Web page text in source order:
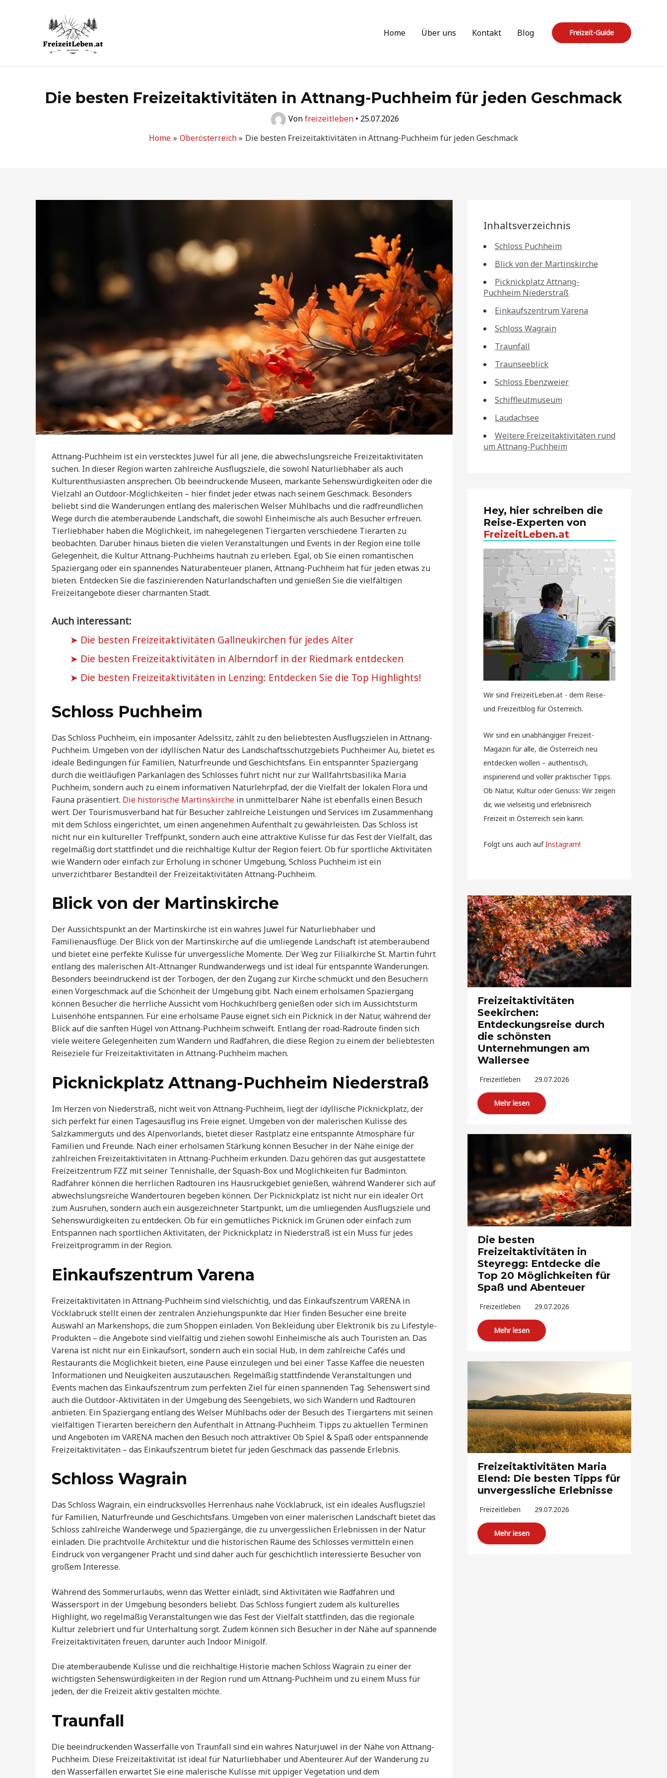
Home Über uns Kontakt Blog Freizeit-Guide
Die besten Freizeitaktivitäten in Attnang-Puchheim für jeden Geschmack
Vonfreizeitleben • 25.07.2026
Home
Oberösterreich Die besten Freizeitaktivitäten in Attnang-Puchheim für jeden Geschmack
Attnang-Puchheim ist ein verstecktes Juwel für all jene, die abwechslungsreiche Freizeitaktivitäten
suchen. In dieser Region warten zahlreiche Ausflugsziele, die sowohl Naturliebhaber als auch
Kulturenthusiasten ansprechen. Ob beeindruckende Museen, markante Sehenswürdigkeiten oder die
Vielzahl an Outdoor-Möglichkeiten – hier findet jeder etwas nach seinem Geschmack. Besonders
beliebt sind die Wanderungen entlang des malerischen Welser Mühlbachs und die radfreundlichen
Wege durch die atemberaubende Landschaft, die sowohl Einheimische als auch Besucher erfreuen.
Tierliebhaber haben die Möglichkeit, im nahegelegenen Tiergarten verschiedene Tierarten zu
beobachten. Darüber hinaus bieten die vielen Veranstaltungen und Events in der Region eine tolle
Gelegenheit, die Kultur Attnang-Puchheims hautnah zu erleben. Egal, ob Sie einen romantischen
Spaziergang oder ein spannendes Naturabenteuer planen, Attnang-Puchheim hat für jeden etwas zu
bieten. Entdecken Sie die faszinierenden Naturlandschaften und genießen Sie die vielfältigen
Freizeitangebote dieser charmanten Stadt.
Auch interessant:
Die besten Freizeitaktivitäten Gallneukirchen für jedes Alter
Die besten Freizeitaktivitäten in Alberndorf in der Riedmark entdecken
Die besten Freizeitaktivitäten in Lenzing: Entdecken Sie die Top Highlights!
Schloss Puchheim
Das Schloss Puchheim, ein imposanter Adelssitz, zählt zu den beliebtesten Ausflugszielen in Attnang-
Puchheim. Umgeben von der idyllischen Natur des Landschaftsschutzgebiets Puchheimer Au, bietet es
ideale Bedingungen für Familien, Naturfreunde und Geschichtsfans. Ein entspannter Spaziergang
durch die weitläufigen Parkanlagen des Schlosses führt nicht nur zur Wallfahrtsbasilika Maria
Puchheim, sondern auch zu einem informativen Naturlehrpfad, der die Vielfalt der lokalen Flora und
Fauna präsentiert. Die historische Martinskirche in unmittelbarer Nähe ist ebenfalls einen Besuch
wert. Der Tourismusverband hat für Besucher zahlreiche Leistungen und Services im Zusammenhang
mit dem Schloss eingerichtet, um einen angenehmen Aufenthalt zu gewährleisten. Das Schloss ist
nicht nur ein kultureller Treffpunkt, sondern auch eine attraktive Kulisse für das Fest der Vielfalt, das
regelmäßig dort stattfindet und die reichhaltige Kultur der Region feiert. Ob für sportliche Aktivitäten
wie Wandern oder einfach zur Erholung in schöner Umgebung, Schloss Puchheim ist ein
unverzichtbarer Bestandteil der Freizeitaktivitäten Attnang-Puchheim.
Blick von der Martinskirche
Der Aussichtspunkt an der Martinskirche ist ein wahres Juwel für Naturliebhaber und
Familienausflüge. Der Blick von der Martinskirche auf die umliegende Landschaft ist atemberaubend
und bietet eine perfekte Kulisse für unvergessliche Momente. Der Weg zur Filialkirche St. Martin führt
entlang des malerischen Alt-Attnanger Rundwanderwegs und ist ideal für entspannte Wanderungen.
Besonders beeindruckend ist der Torbogen, der den Zugang zur Kirche schmückt und den Besuchern
einen Vorgeschmack auf die Schönheit der Umgebung gibt. Nach einem erholsamen Spaziergang
können Besucher die herrliche Aussicht vom Hochkuchlberg genießen oder sich im Aussichtsturm
Luisenhöhe entspannen. Für eine erholsame Pause eignet sich ein Picknick in der Natur, während der
Blick auf die sanften Hügel von Attnang-Puchheim schweift. Entlang der road-Radroute finden sich
viele weitere Gelegenheiten zum Wandern und Radfahren, die diese Region zu einem der beliebtesten
Reiseziele für Freizeitaktivitäten in Attnang-Puchheim machen.
Picknickplatz Attnang-Puchheim Niederstraß
Im Herzen von Niederstraß, nicht weit von Attnang-Puchheim, liegt der idyllische Picknickplatz, der
sich perfekt für einen Tagesausflug ins Freie eignet. Umgeben von der malerischen Kulisse des
Salzkammerguts und des Alpenvorlands, bietet dieser Rastplatz eine entspannte Atmosphäre für
Familien und Freunde. Nach einer erholsamen Stärkung können Besucher in der Nähe einige der
zahlreichen Freizeitaktivitäten in Attnang-Puchheim erkunden. Dazu gehören das gut ausgestattete
Freizeitzentrum FZZ mit seiner Tennishalle, der Squash-Box und Möglichkeiten für Badminton.
Radfahrer können die herrlichen Radtouren ins Hausruckgebiet genießen, während Wanderer sich auf
abwechslungsreiche Wandertouren begeben können. Der Picknickplatz ist nicht nur ein idealer Ort
zum Ausruhen, sondern auch ein ausgezeichneter Startpunkt, um die umliegenden Ausflugsziele und
Sehenswürdigkeiten zu entdecken. Ob für ein gemütliches Picknick im Grünen oder einfach zum
Entspannen nach sportlichen Aktivitäten, der Picknickplatz in Niederstraß ist ein Muss für jedes
Freizeitprogramm in der Region.
Einkaufszentrum Varena
Freizeitaktivitäten in Attnang-Puchheim sind vielschichtig, und das Einkaufszentrum VARENA in
Vöcklabruck stellt einen der zentralen Anziehungspunkte dar. Hier finden Besucher eine breite
Auswahl an Markenshops, die zum Shoppen einladen. Von Bekleidung über Elektronik bis zu Lifestyle-
Produkten – die Angebote sind vielfältig und ziehen sowohl Einheimische als auch Touristen an. Das
Varena ist nicht nur ein Einkaufsort, sondern auch ein social Hub, in dem zahlreiche Cafés und
Restaurants die Möglichkeit bieten, eine Pause einzulegen und bei einer Tasse Kaffee die neuesten
Informationen und Neuigkeiten auszutauschen. Regelmäßig stattfindende Veranstaltungen und
Events machen das Einkaufszentrum zum perfekten Ziel für einen spannenden Tag. Sehenswert sind
auch die Outdoor-Aktivitäten in der Umgebung des Seengebiets, wo sich Wandern und Radtouren
anbieten. Ein Spaziergang entlang des Welser Mühlbachs oder der Besuch des Tiergartens mit seinen
vielfältigen Tierarten bereichern den Aufenthalt in Attnang-Puchheim. Tipps zu aktuellen Terminen
und Angeboten im VARENA machen den Besuch noch attraktiver. Ob Spiel & Spaß oder entspannende
Freizeitaktivitäten – das Einkaufszentrum bietet für jeden Geschmack das passende Erlebnis.
Schloss Wagrain
Das Schloss Wagrain, ein eindrucksvolles Herrenhaus nahe Vöcklabruck, ist ein ideales Ausflugsziel
für Familien, Naturfreunde und Geschichtsfans. Umgeben von einer malerischen Landschaft bietet das
Schloss zahlreiche Wanderwege und Spaziergänge, die zu unvergesslichen Erlebnissen in der Natur
einladen. Die prachtvolle Architektur und die historischen Räume des Schlosses vermitteln einen
Eindruck von vergangener Pracht und sind daher auch für geschichtlich interessierte Besucher von
großem Interesse.
Während des Sommerurlaubs, wenn das Wetter einlädt, sind Aktivitäten wie Radfahren und
Wassersport in der Umgebung besonders beliebt. Das Schloss fungiert zudem als kulturelles
Highlight, wo regelmäßig Veranstaltungen wie das Fest der Vielfalt stattfinden, das die regionale
Kultur zelebriert und für Unterhaltung sorgt. Zudem können sich Besucher in der Nähe auf spannende
Freizeitaktivitäten freuen, darunter auch Indoor Minigolf.
Die atemberaubende Kulisse und die reichhaltige Historie machen Schloss Wagrain zu einer der
wichtigsten Sehenswürdigkeiten in der Region rund um Attnang-Puchheim und zu einem Muss für
jeden, der die Freizeit aktiv gestalten möchte.
Traunfall
Die beeindruckenden Wasserfälle von Traunfall sind ein wahres Naturjuwel in der Nähe von Attnang-
Puchheim. Diese Freizeitaktivität ist ideal für Naturliebhaber und Abenteurer. Auf der Wanderung zu
den Wasserfällen erwartet Sie eine malerische Kulisse mit üppiger Vegetation und dem
Inhaltsverzeichnis
Schloss Puchheim
Blick von der Martinskirche
Picknickplatz Attnang-
Puchheim Niederstraß
Einkaufszentrum Varena
Schloss Wagrain
Traunfall
Traunseeblick
Schloss Ebenzweier
Schiffleutmuseum
Laudachsee
Weitere Freizeitaktivitäten rund
um Attnang-Puchheim
Hey, hier schreiben die
Reise-Experten von
FreizeitLeben.at
Wir sind FreizeitLeben.at - dem Reise-
und Freizeitblog für Österreich.
Wir sind ein unabhängiger Freizeit-
Magazin für alle, die Österreich neu
entdecken wollen – authentisch,
inspirierend und voller praktischer Tipps.
Ob Natur, Kultur oder Genuss: Wir zeigen
dir, wie vielseitig und erlebnisreich
Freizeit in Österreich sein kann.
Folgt uns auch aufInstagram!
Freizeitaktivitäten
Seekirchen:
Entdeckungsreise durch
die schönsten
Unternehmungen am
Wallersee
Freizeitleben 29.07.2026
Mehr lesen
Die besten
Freizeitaktivitäten in
Steyregg: Entdecke die
Top 20 Möglichkeiten für
Spaß und Abenteuer
Freizeitleben 29.07.2026
Mehr lesen
Freizeitaktivitäten Maria
Elend: Die besten Tipps für
unvergessliche Erlebnisse
Freizeitleben 29.07.2026
Mehr lesen